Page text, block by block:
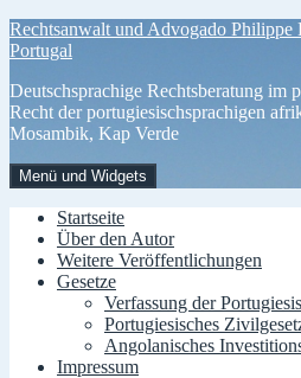
Zum
Inhalt
Rechtsanwalt und Advogado Philippe
Portugal
Deutschsprachige Rechtsberatung im
Recht der portugiesischsprachigen
Mosambik, Kap Verde
Menü und Widgets
Startseite
Über den Autor
Weitere Veröffentlichungen
Gesetze
Verfassung der
Portugiesisches
Angolanisches
Impressum